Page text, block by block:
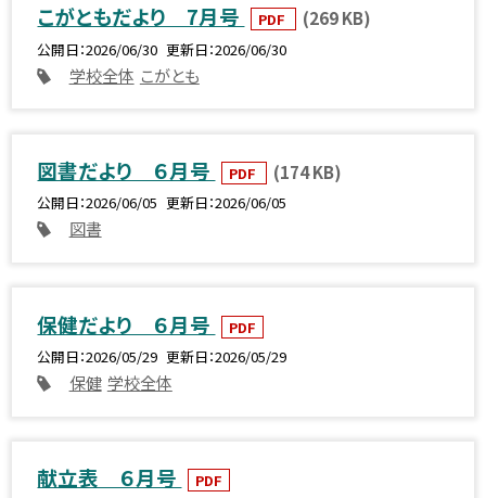
こがともだより 7月号 PDF (269 KB)
公開日 2026/06/30 更新日 2026/06/30
学校全体 こがとも
図書だより ６月号 PDF (174 KB)
公開日 2026/06/05 更新日 2026/06/05
図書
保健だより ６月号
PDF
公開日 2026/05/29 更新日 2026/05/29
保健 学校全体
献立表 ６月号
PDF